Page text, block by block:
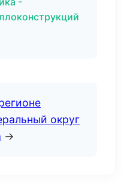
округ
→